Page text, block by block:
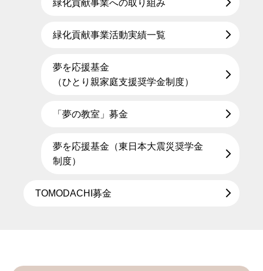
緑化貢献事業への取り組み
緑化貢献事業活動実績一覧
夢を応援基金
（ひとり親家庭支援奨学金制度）
「夢の教室」募金
夢を応援基金（東日本大震災奨学金
制度）
TOMODACHI募金